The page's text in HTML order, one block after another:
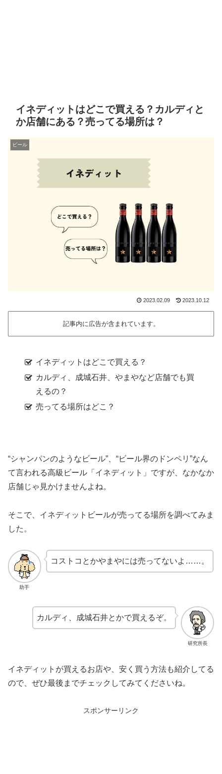
イネディットはどこで買える？カルディと
か店舗にある？売ってる場所は？
ビール
2023.02.09 2023.10.12
記事内に広告が含まれています。
イネディットはどこで買える？
カルディ、成城石井、やまやなど店舗でも買
えるの？
売ってる場所はどこ？
“シャンパンのようなビール”、“ビール界のドンペリ”なん
て言われる高級ビール「イネディット」ですが、なかなか
店舗じゃ見かけませんよね。
そこで、イネディットビールが売ってる場所を調べてみま
した。
助手
コストコとかやまやには売ってないよ……。
研究所長
カルディ、成城石井とかで買えるぞ。
イネディットが買えるお店や、安く買う方法も紹介してる
ので、ぜひ最後までチェックしてみてくださいね。
スポンサーリンク